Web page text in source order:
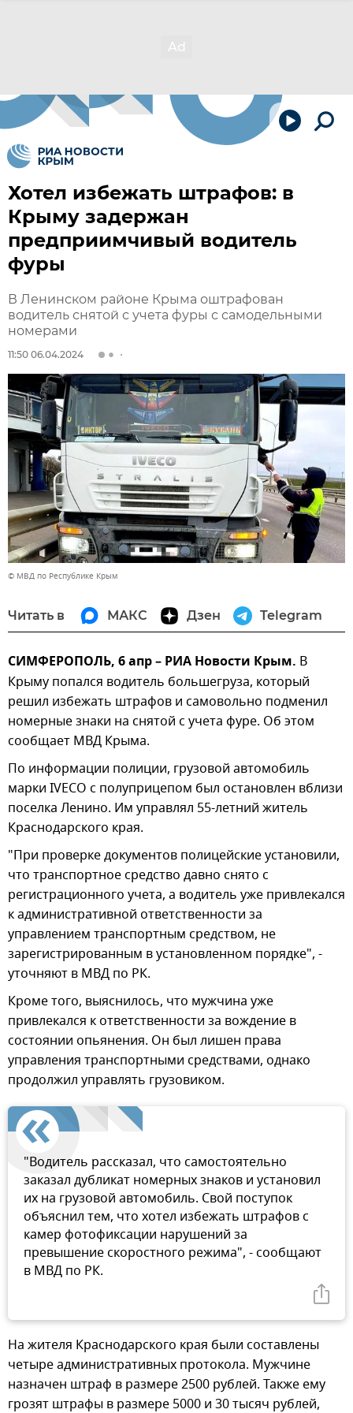
Хотел избежать штрафов: в
Крыму задержан
предприимчивый водитель
фуры
В Ленинском районе Крыма оштрафован
водитель снятой с учета фуры с самодельными
номерами
11:50 06.04.2024
© МВД по Республике Крым
Читать в МАКС Дзен Telegram
СИМФЕРОПОЛЬ, 6 апр – РИА Новости Крым. В
Крыму попался водитель большегруза, который
решил избежать штрафов и самовольно подменил
номерные знаки на снятой с учета фуре. Об этом
сообщает МВД Крыма.
По информации полиции, грузовой автомобиль
марки IVECO с полуприцепом был остановлен вблизи
поселка Ленино. Им управлял 55-летний житель
Краснодарского края.
"При проверке документов полицейские установили,
что транспортное средство давно снято с
регистрационного учета, а водитель уже привлекался
к административной ответственности за
управлением транспортным средством, не
зарегистрированным в установленном порядке", -
уточняют в МВД по РК.
Кроме того, выяснилось, что мужчина уже
привлекался к ответственности за вождение в
состоянии опьянения. Он был лишен права
управления транспортными средствами, однако
продолжил управлять грузовиком.
"Водитель рассказал, что самостоятельно
заказал дубликат номерных знаков и установил
их на грузовой автомобиль. Свой поступок
объяснил тем, что хотел избежать штрафов с
камер фотофиксации нарушений за
превышение скоростного режима", - сообщают
в МВД по РК.
На жителя Краснодарского края были составлены
четыре административных протокола. Мужчине
назначен штраф в размере 2500 рублей. Также ему
грозят штрафы в размере 5000 и 30 тысяч рублей,